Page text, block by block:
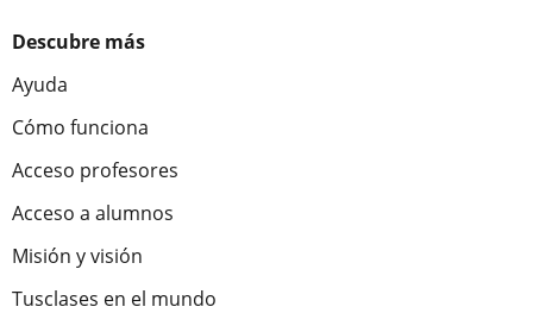
Descubre más
Ayuda
Cómo funciona
Acceso profesores
Acceso a alumnos
Misión y visión
Tusclases en el mundo